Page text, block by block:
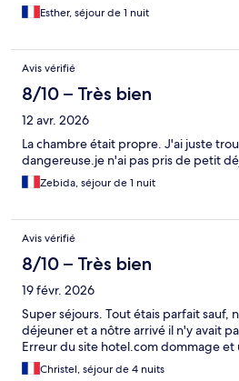
Esther, séjour de 1 nuit
Avis vérifié
8/10 – Très bien
12 avr. 2026
La chambre était propre. J'ai juste
dangereuse.je n'ai pas pris de petit
Zebida, séjour de 1 nuit
Avis vérifié
8/10 – Très bien
19 févr. 2026
Super séjours. Tout étais parfait sauf,
déjeuner et a nôtre arrivé il n'y avait
Erreur du site hotel.com dommage et
Christel, séjour de 4 nuits